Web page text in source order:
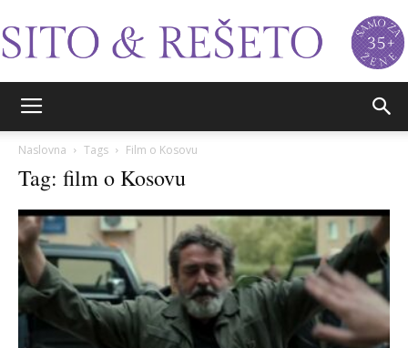
Naslovna Tags Film o Kosovu
Tag: film o Kosovu